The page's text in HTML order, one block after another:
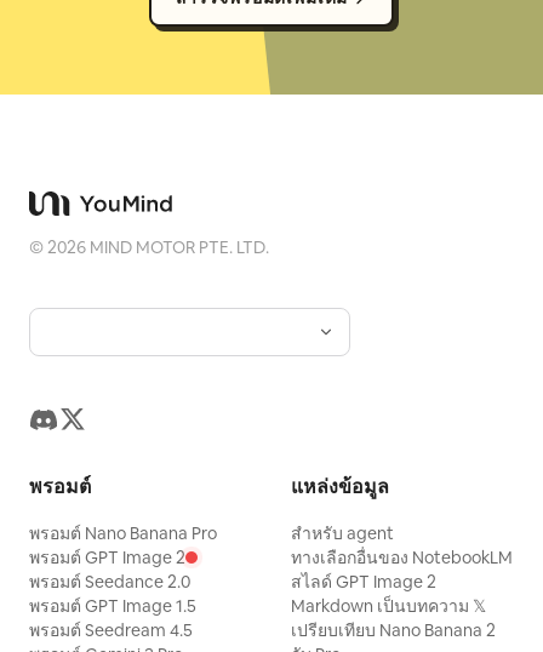
©2026 MIND MOTOR PTE. LTD.
พรอมต์
พรอมต์ Nano Banana Pro
พรอมต์ GPT Image 2
พรอมต์ Seedance 2.0
พรอมต์ GPT Image 1.5
พรอมต์ Seedream 4.5
แหล่งข้อมูล
สำหรับ agent
ทางเลือกอื่นของ NotebookLM
สไลด์ GPT Image 2
Markdown เป็นบทความ 𝕏
เปรียบเทียบ Nano Banana 2